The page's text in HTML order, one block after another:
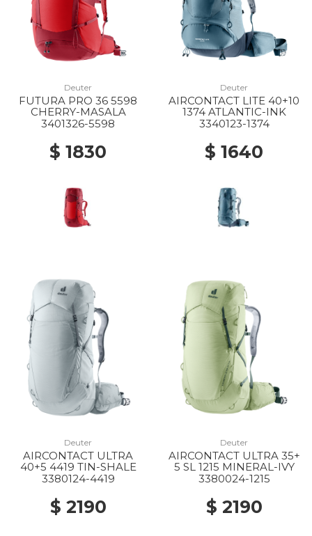
Deuter
FUTURA PRO 36 5598
CHERRY-MASALA
3401326-5598
$ 1830
Deuter
AIRCONTACT LITE 40+10
1374 ATLANTIC-INK
3340123-1374
$ 1640
Deuter
AIRCONTACT ULTRA
40+5 4419 TIN-SHALE
3380124-4419
$ 2190
Deuter
AIRCONTACT ULTRA 35+
5 SL 1215 MINERAL-IVY
3380024-1215
$ 2190